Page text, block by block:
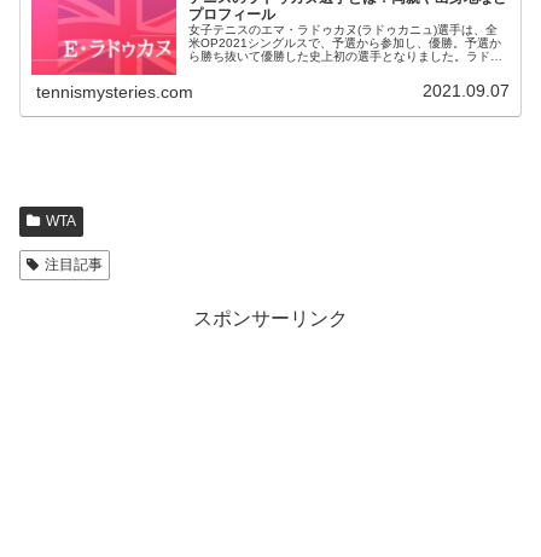
プロフィール
女子テニスのエマ・ラドゥカヌ(ラドゥカニュ)選手は、全
米OP2021シングルスで、予選から参加し、優勝。予選か
ら勝ち抜いて優勝した史上初の選手となりました。ラドゥ
tennismysteries.com 2021.09.07
WTA
注目記事
スポンサーリンク